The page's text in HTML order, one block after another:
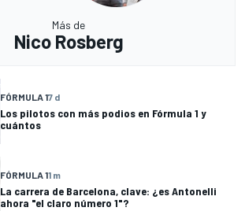
Más de
Nico Rosberg
FÓRMULA 17 d
Los pilotos con más podios en Fórmula 1 y
cuántos
FÓRMULA 11 m
La carrera de Barcelona, clave: ¿es Antonelli
ahora "el claro número 1"?